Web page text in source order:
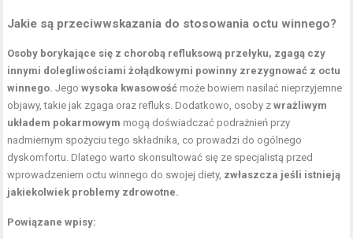
Jakie są przeciwwskazania do stosowania octu winnego?
Osoby borykające się z chorobą refluksową przełyku, zgagą czy
innymi dolegliwościami żołądkowymi powinny zrezygnować z octu
winnego. Jegowysoka kwasowość może bowiem nasilać nieprzyjemne
objawy, takie jak zgaga oraz refluks. Dodatkowo, osoby zwrażliwym
układem pokarmowym mogą doświadczać podrażnień przy
nadmiernym spożyciu tego składnika, co prowadzi do ogólnego
dyskomfortu. Dlatego warto skonsultować się ze specjalistą przed
wprowadzeniem octu winnego do swojej diety, zwłaszcza jeśli istnieją
jakiekolwiek problemy zdrowotne.
Powiązane wpisy: